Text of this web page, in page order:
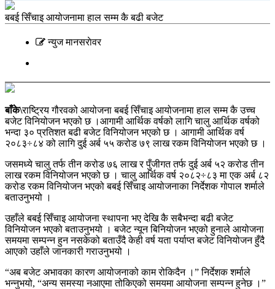
बबई सिँचाइ आयोजनामा हाल सम्म कै बढी बजेट
न्युज मानसराेवर
बाँके\राष्ट्रिय गौरवको आयोजना बबई सिँचाइ आयोजनामा हाल सम्म कै उच्च
बजेट विनियोजन भएको छ ।आगामी आर्थिक वर्षको लागि चालु आर्थिक वर्षको
भन्दा ३० प्रतिशत बढी बजेट विनियोजन भएको छ । आगामी आर्थिक वर्ष
२०८३÷८४ को लागि दुई अर्ब ५५ करोड ७९ लाख रकम विनियोजन भएको छ ।
जसमध्ये चालु तर्फ तीन करोड ७६ लाख र पुँजीगत तर्फ दुई अर्ब ५२ करोड तीन
लाख रकम विनियोजन भएको छ । चालु आर्थिक वर्ष २०८२÷८३ मा एक अर्ब ८२
करोड रकम विनियोजन भएको बबई सिँचाइ आयोजनाका निर्देशक गोपाल शर्माले
बताउनुभयो ।
उहाँले बबई सिँचाइ आयोजना स्थापना भए देखि कै सबैभन्दा बढी बजेट
विनियोजन भएको बताउनुभयो । बजेट न्यून बिनियोजन भएको हुनाले आयोजना
समयमा सम्पन्न हुन नसकेको बताउँदै केही वर्ष यता पर्याप्त बजेट विनियोजन हुँदै
आएको उहाँले जानकारी गराउनुभयो ।
“अब बजेट अभावका कारण आयोजनाको काम रोकिदैन ।” निर्देशक शर्माले
भन्नुभयो, “अन्य समस्या नआएमा तोकिएको समयमा आयोजना सम्पन्न हुनेछ ।”